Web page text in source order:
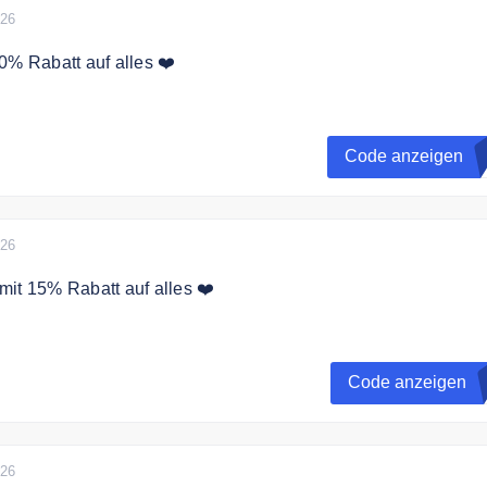
Rabatt auf alles ❤️
Gutschein wurde von LuckyHemp exklusiv für unsere
Code anzeigen
15% Rabatt auf alles ❤️
Code anzeigen